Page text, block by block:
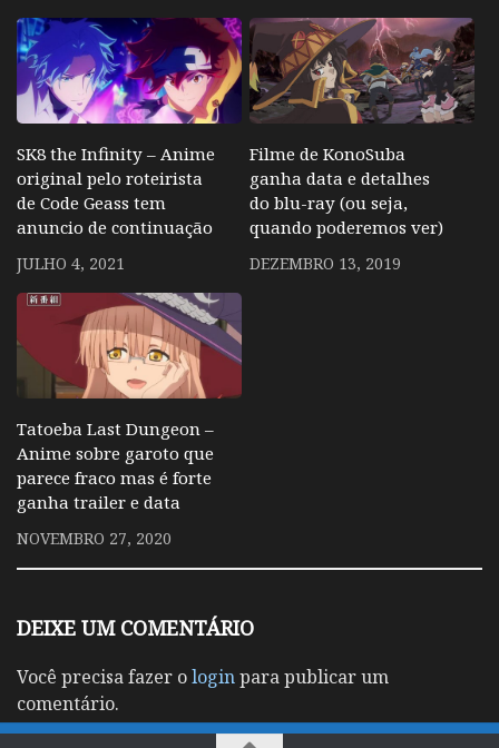
SK8 the Infinity – Anime
original pelo roteirista
de Code Geass tem
anuncio de continuação
JULHO 4, 2021
Filme de KonoSuba
ganha data e detalhes
do blu-ray (ou seja,
quando poderemos ver)
DEZEMBRO 13, 2019
Tatoeba Last Dungeon –
Anime sobre garoto que
parece fraco mas é forte
ganha trailer e data
NOVEMBRO 27, 2020
DEIXE UM COMENTÁRIO
Você precisa fazer ologinpara publicar um
comentário.